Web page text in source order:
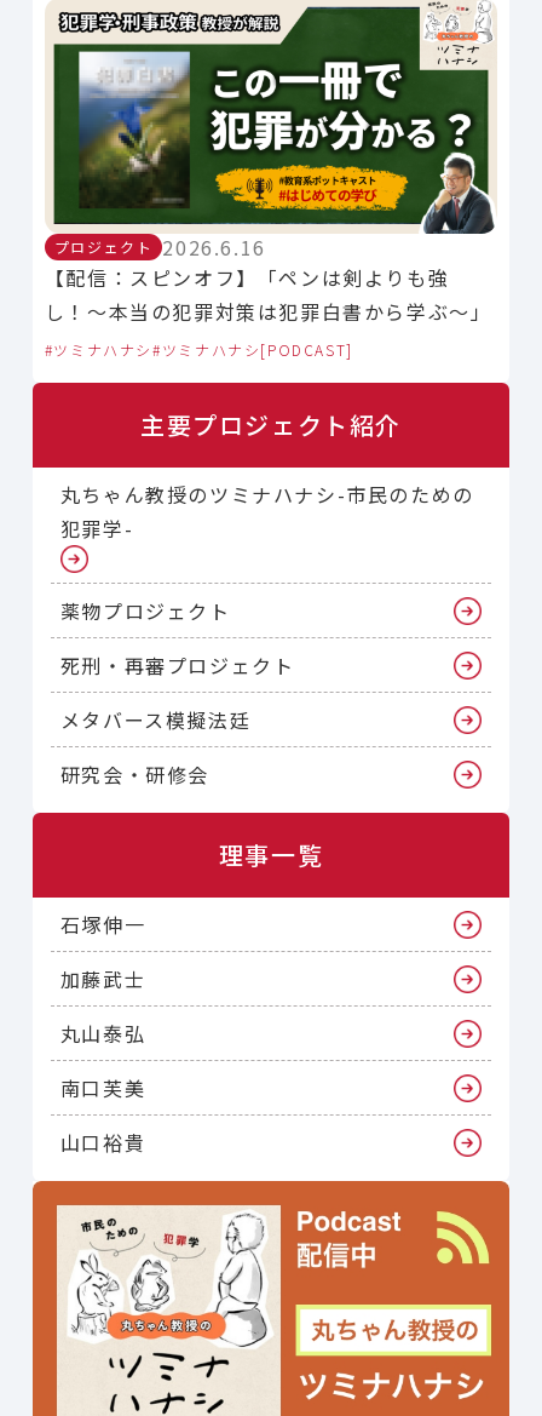
プロジェクト
2026.6.16
【配信：スピンオフ】「ペンは剣よりも強
し！〜本当の犯罪対策は犯罪白書から学ぶ〜」
ツミナハナシ ツミナハナシ[PODCAST]
主要プロジェクト紹介
丸ちゃん教授のツミナハナシ-市民のための
犯罪学-
薬物プロジェクト
死刑・再審プロジェクト
メタバース模擬法廷
研究会・研修会
理事一覧
石塚伸一
加藤武士
丸山泰弘
南口芙美
山口裕貴